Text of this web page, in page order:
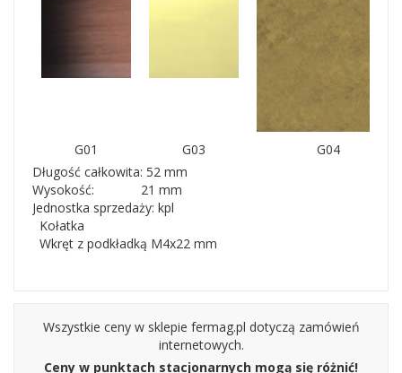
G01 G03
G04
Długość całkowita: 52 mm
Wysokość: 21 mm
Jednostka sprzedaży: kpl
Kołatka
Wkręt z podkładką M4x22 mm
Wszystkie ceny w sklepie fermag.pl dotyczą zamówień
internetowych.
Ceny w punktach stacjonarnych mogą się różnić!